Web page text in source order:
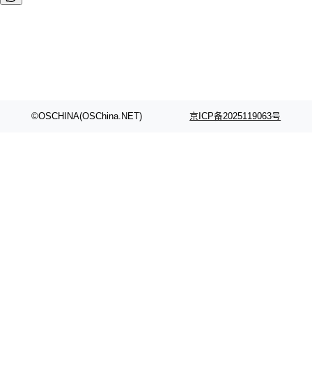
©OSCHINA(OSChina.NET) 京ICP备2025119063号